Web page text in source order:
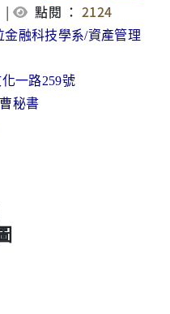
| 點閱 ：2124
金融科技學系/資產管理
一路259號
秘書